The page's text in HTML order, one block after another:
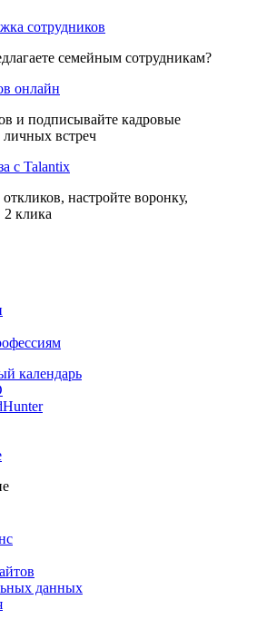
сотрудников
семейным сотрудникам?
онлайн
и подписывайте кадровые
личных встреч
с Talantix
настройте воронку,
2 клика
календарь
данных